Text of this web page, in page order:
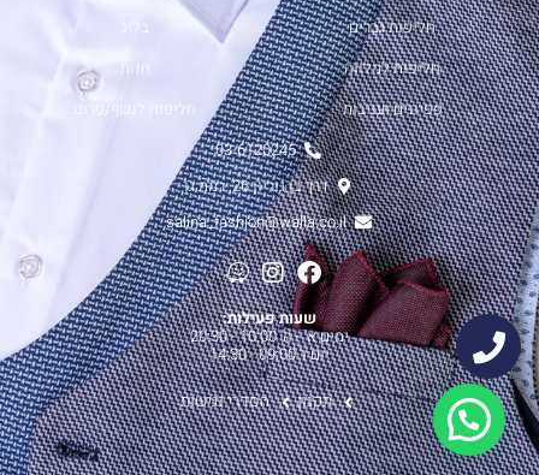
חליפות גברים
חליפות למלווה
פפיונים ועניבות
בלוג
חנות
חליפות לנשף/פרום
03-6120245
דרך בן גוריון 26, רמת גן
salina_fashion@walla.co.il
שעות פעילות:
ימים א' - ה' 10:00 - 20:30
יום ו' 09:00 - 14:30
תקנון הסדרי נגישות